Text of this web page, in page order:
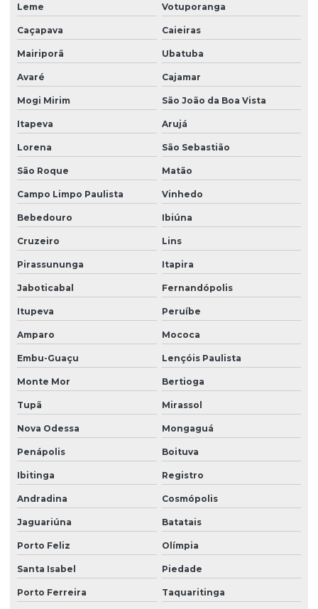
Facility serviços terceirizados
Lavadora de piso para galpão
Lavagem de vidros e fachadas
Limpeza e conservação terceirizada
Limpeza conservação e zeladoria
Limpeza empresarial
Limpeza empresarial especializada
Limpeza empresarial terceirizada
Limpeza escritorio terceirizada
Limpeza de fachada comercial
Limpeza fachada orçamento
Limpeza de fachada preço
Limpeza de fachada predial
Limpeza de fachada predial preço
Limpeza de fachada predial vidros
Limpeza de fachadas
Limpeza de fachadas de prédios
Limpeza de fachadas de vidro
Limpeza e manutenção predial terceirizada
Leme Votuporanga
Caçapava Caieiras
Mairiporã Ubatuba
Avaré Cajamar
Mogi Mirim São João da Boa Vista
Itapeva Arujá
Lorena São Sebastião
São Roque Matão
Campo Limpo Paulista Vinhedo
Bebedouro Ibiúna
Cruzeiro Lins
Pirassununga Itapira
Jaboticabal Fernandópolis
Itupeva Peruíbe
Amparo Mococa
Embu-Guaçu Lençóis Paulista
Monte Mor Bertioga
Tupã Mirassol
Nova Odessa Mongaguá
Penápolis Boituva
Ibitinga Registro
Andradina Cosmópolis
Jaguariúna Batatais
Porto Feliz Olímpia
Santa Isabel Piedade
Porto Ferreira Taquaritinga